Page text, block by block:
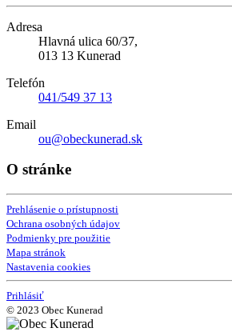
Adresa
Hlavná ulica 60/37,
013 13 Kunerad
Telefón
041/549 37 13
Email
ou@obeckunerad.sk
O stránke
Prehlásenie o prístupnosti
Ochrana osobných údajov
Podmienky pre použitie
Mapa stránok
Nastavenia cookies
Prihlásiť
© 2023 Obec Kunerad